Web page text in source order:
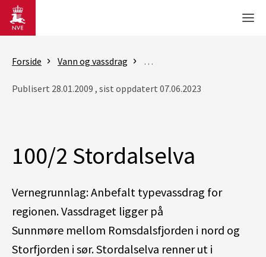
Gå til hovedinnhold
Forside Vann og vassdrag Vassdragsforvaltning
Publisert 28.01.2009 , sist oppdatert 07.06.2023
100/2 Stordalselva
Vernegrunnlag: Anbefalt typevassdrag for
regionen. Vassdraget ligger på
Sunnmøre mellom Romsdalsfjorden i nord og
Storfjorden i sør. Stordalselva renner ut i